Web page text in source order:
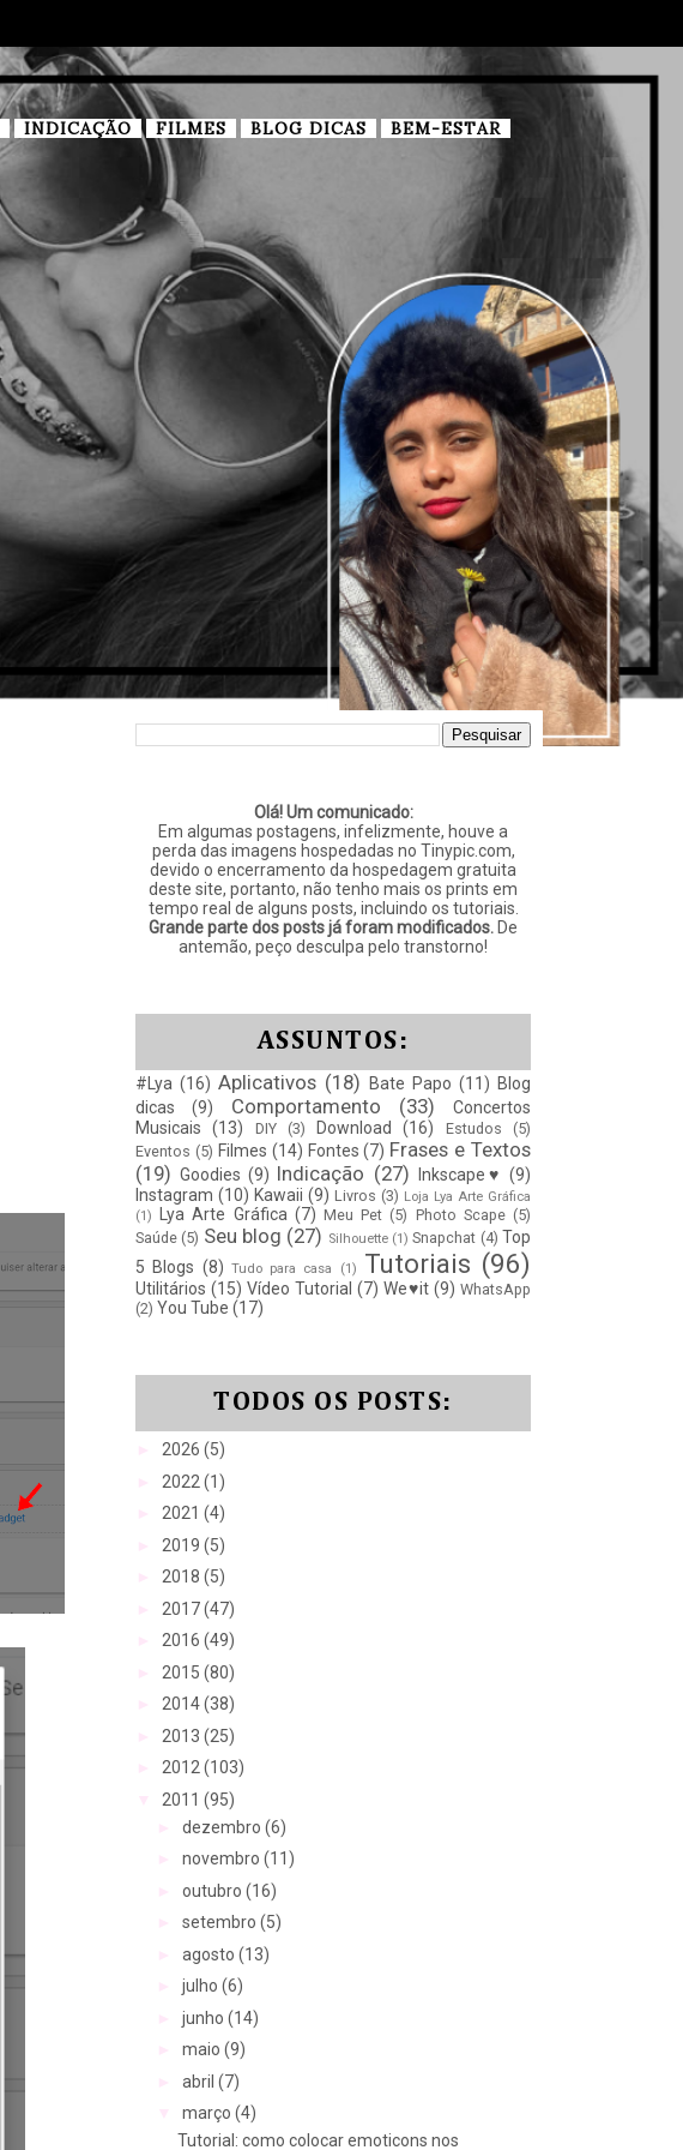
INDICAÇÃO FILMES BLOG DICAS BEM-ESTAR
Olá! Um comunicado:
Em algumas postagens, infelizmente, houve a
perda das imagens hospedadas no Tinypic.com,
devido o encerramento da hospedagem gratuita
deste site, portanto, não tenho mais os prints em
tempo real de alguns posts, incluindo os tutoriais.
Grande parte dos posts já foram modificados. De
antemão, peço desculpa pelo transtorno!
ASSUNTOS:
#Lya (16) Aplicativos (18) Bate Papo (11) Blog
dicas
(9) Comportamento (33)
Concertos
Musicais
(13) DIY (3) Download (16) Estudos
(5)
Eventos (5) Filmes (14) Fontes (7) Frases e Textos
(19) Goodies (9) Indicação (27) Inkscape♥ (9)
Instagram (10) Kawaii (9) Livros (3) Loja Lya Arte Gráfica
(1)
Lya Arte Gráfica (7) Meu Pet (5) Photo Scape (5)
Saúde (5) Seu blog (27) Silhouette (1) Snapchat (4) Top
5 Blogs (8) Tudo para casa (1) Tutoriais (96)
Utilitários (15) Vídeo Tutorial (7) We♥it (9) WhatsApp
(2) You Tube (17)
TODOS OS POSTS:
2026 (5)
2022 (1)
2021 (4)
2019 (5)
2018 (5)
2017(47)
2016 (49)
2015 (80)
2014(38)
2013 (25)
2012 (103)
2011 (95)
dezembro (6)
novembro (11)
outubro (16)
setembro (5)
agosto (13)
julho (6)
junho (14)
maio (9)
abril (7)
março (4)
Tutorial: como colocar emoticons nos